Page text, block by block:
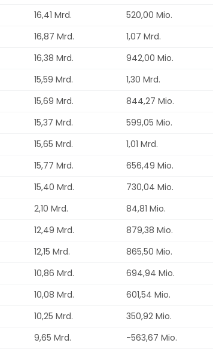
16,41 Mrd. 520,00 Mio.
16,87 Mrd. 1,07 Mrd.
16,38 Mrd. 942,00 Mio.
15,59 Mrd. 1,30 Mrd.
15,69 Mrd. 844,27 Mio.
15,37 Mrd. 599,05 Mio.
15,65 Mrd. 1,01 Mrd.
15,77 Mrd. 656,49 Mio.
15,40 Mrd. 730,04 Mio.
2,10 Mrd. 84,81 Mio.
12,49 Mrd. 879,38 Mio.
12,15 Mrd. 865,50 Mio.
10,86 Mrd. 694,94 Mio.
10,08 Mrd. 601,54 Mio.
10,25 Mrd. 350,92 Mio.
9,65 Mrd. -563,67 Mio.